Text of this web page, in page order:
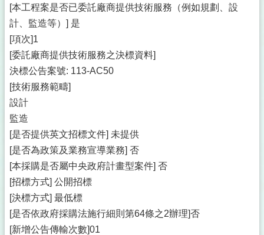
[本工程案是否已委託廠商提供技術服務（例如規劃、設
計、監造等）] 是
[項次]1
[委託廠商提供技術服務之決標資料]
決標公告案號: 113-AC50
[技術服務範疇]
設計
監造
[是否提供英文招標文件] 未提供
[是否為政策及業務宣導業務] 否
[本採購是否屬中央政府計畫型案件] 否
[招標方式] 公開招標
[決標方式] 最低標
[是否依政府採購法施行細則第64條之2辦理]否
[新增公告傳輸次數]01